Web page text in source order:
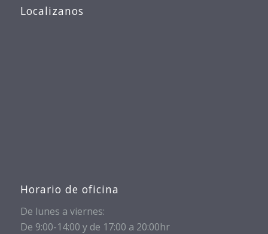
Localizanos
Horario de oficina
De lunes a viernes:
De 9:00-14:00 y de 17:00 a 20:00hr